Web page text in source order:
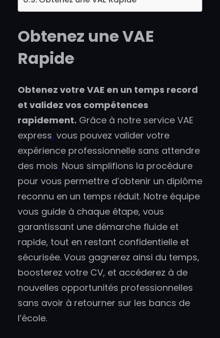
Obtenez une VAE
Rapide
Obtenez votre VAE en un temps record
et validez vos compétences
rapidement. Grâce à notre service VAE
express, vous pouvez valider votre
expérience professionnelle sans attendre
des mois. Nous simplifions la procédure
pour vous permettre d’obtenir un diplôme
reconnu en un temps réduit. Notre équipe
vous guide à chaque étape, vous
garantissant une démarche fluide et
rapide, tout en restant confidentielle et
sécurisée. Vous gagnerez ainsi du temps,
boosterez votre CV, et accéderez à de
nouvelles opportunités professionnelles
sans avoir à retourner sur les bancs de
l’école.